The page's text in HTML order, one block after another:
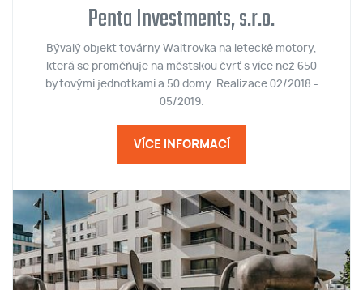
Penta Investments, s.r.o.
Bývalý objekt továrny Waltrovka na letecké motory,
která se proměňuje na městskou čvrť s více než 650
bytovými jednotkami a 50 domy. Realizace 02/2018 -
05/2019.
VÍCE INFORMACÍ